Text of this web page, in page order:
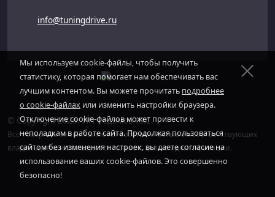
info@tuningdrive.ru
© Copyright 2026. ИП Седьмов Ю.С.
Все товарные знаки являются собственностью их соответствующих
владельцев и используются только с целью идентификации.
Мы используем cookie-файлы, чтобы получить
статистику, которая помогает нам обеспечивать вас
лучшим контентом. Вы можете прочитать подробнее
о cookie-файлах или изменить настройки браузера.
Отключение cookie-файлов может привести к
неполадкам в работе сайта. Продолжая пользоваться
сайтом без изменения настроек, вы даете согласие на
использование ваших cookie-файлов. Это совершенно
безопасно!